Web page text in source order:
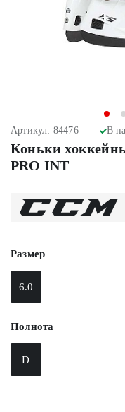
Артикул: 84476 В
Коньки
PRO INT
Размер
6.0
Полнота
D